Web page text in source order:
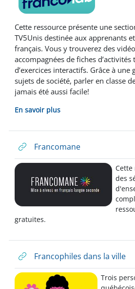
Cette ressource présente une
TV5Unis destinée aux apprenants
français. Vous y trouverez des
accompagnées de fiches d’activités
d’exercices interactifs. Grâce à une
sujets de société, parler en classe
jamais été aussi facile!
En savoir plus
Francomane
Cette
des
gratuites.
Francophiles dans la ville
Trois